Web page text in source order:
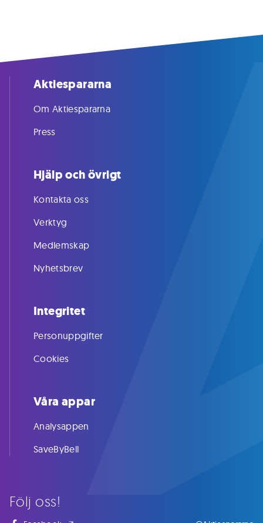
Följ oss!
Aktiespararna
Om Aktiespararna
Press
Hjälp och övrigt
Kontakta oss
Verktyg
Medlemskap
Nyhetsbrev
Integritet
Personuppgifter
Cookies
Våra appar
Analysappen
SaveByBell